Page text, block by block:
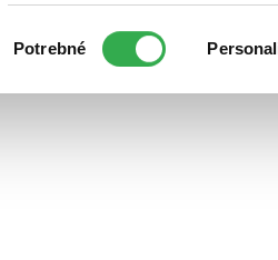
súhlasu
Potrebné